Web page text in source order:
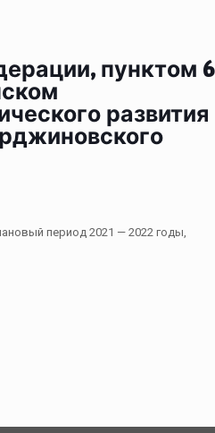
пунктом 6
развития
период 2021 — 2022 годы,